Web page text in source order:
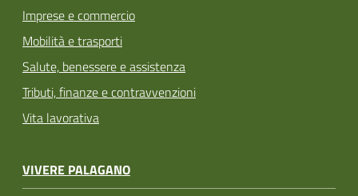
Imprese e commercio
Mobilità e trasporti
Salute, benessere e assistenza
Tributi, finanze e contravvenzioni
Vita lavorativa
VIVERE PALAGANO